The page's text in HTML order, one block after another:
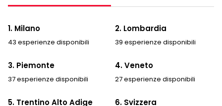
1. Milano
43 esperienze disponibili
2. Lombardia
39 esperienze disponibili
3. Piemonte
37 esperienze disponibili
4. Veneto
27 esperienze disponibili
5. Trentino Alto Adige 6. Svizzera